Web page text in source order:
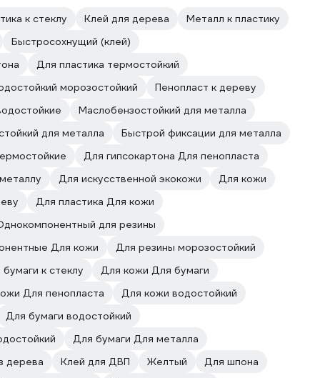
к стеклу Клей для дерева
Металл к пластику
Быстросохнущий (клей)
Для пластика термостойкий
морозостойкий
Пенопласт к дереву
Маслобензостойкий для металла
для металла
Быстрой фиксации для металла
Для гипсокартона Для пенопласта
Для искусственной экокожи
Для кожи
Для пластика Для кожи
для резины
Для кожи
Для резины морозостойкий
к стеклу
Для кожи Для бумаги
Для пенопласта
Для кожи водостойкий
Для бумаги водостойкий
Для бумаги Для металла
дерева
Клей для ДВП Желтый
Для шпона